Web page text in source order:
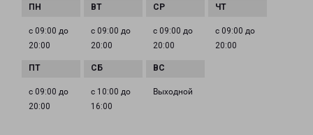
с 09:00 до
20:00
с 09:00 до
20:00
с 09:00 до
20:00
с 09:00 до
20:00
с 09:00 до
20:00
с 10:00 до
16:00
Выходной